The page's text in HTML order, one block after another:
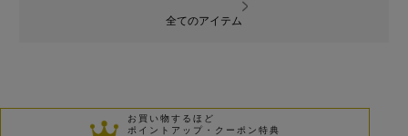
全てのアイテム
お買い物するほど
ポイントアップ・クーポン特典